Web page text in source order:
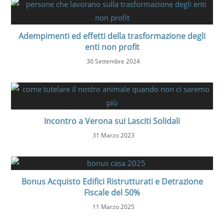
Adempimenti ed effetti della trasformazione degli
enti non profit
30 Settembre 2024
Incontro a Verona sui Lasciti Solidali
31 Marzo 2023
Bonus Acquisto Edifici Ristrutturati e Detrazione
Fiscale del 50%
11 Marzo 2025